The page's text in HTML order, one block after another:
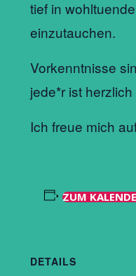
tief in
einzutauchen.
Vorkenntnisse
jede*r ist
Ich freue mich
ZUM
DETAILS